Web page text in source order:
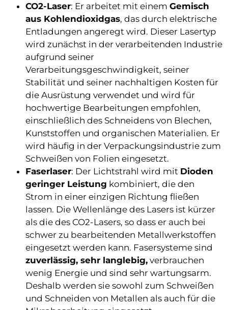
CO2-Laser: Er arbeitet mit einem Gemisch
aus Kohlendioxidgas, das durch elektrische
Entladungen angeregt wird. Dieser Lasertyp
wird zunächst in der verarbeitenden Industrie
aufgrund seiner
Verarbeitungsgeschwindigkeit, seiner
Stabilität und seiner nachhaltigen Kosten für
die Ausrüstung verwendet und wird für
hochwertige Bearbeitungen empfohlen,
einschließlich des Schneidens von Blechen,
Kunststoffen und organischen Materialien. Er
wird häufig in der Verpackungsindustrie zum
Schweißen von Folien eingesetzt.
Faserlaser: Der Lichtstrahl wird mit Dioden
geringer Leistung kombiniert, die den
Strom in einer einzigen Richtung fließen
lassen. Die Wellenlänge des Lasers ist kürzer
als die des CO2-Lasers, so dass er auch bei
schwer zu bearbeitenden Metallwerkstoffen
eingesetzt werden kann. Fasersysteme sind
zuverlässig, sehr langlebig, verbrauchen
wenig Energie und sind sehr wartungsarm.
Deshalb werden sie sowohl zum Schweißen
und Schneiden von Metallen als auch für die